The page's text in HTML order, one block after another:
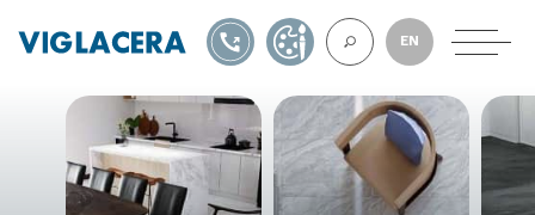
VỀ CHÚNG
EN
1900561582TỰ THIẾT KẾ